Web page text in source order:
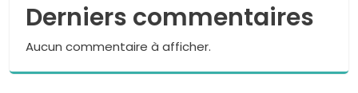
Derniers commentaires
Aucun commentaire à afficher.